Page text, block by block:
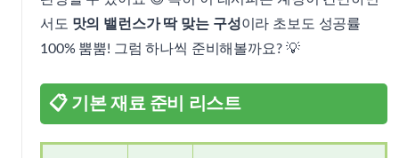
서도 맛의 밸런스가 딱 맞는 구성이라 초보도 성공률
100% 뿜뿜! 그럼 하나씩 준비해볼까요? 💡
📋 기본 재료 준비 리스트